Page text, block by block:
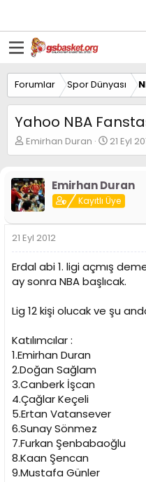
Forumlar Spor Dünyası
Yahoo NBA
K
o
u
y
u
B
a
ş
l
a
t
n
Emirhan Duran
B
a
a
n
ı
t
a
r
i
21 Eyl
Emirhan Duran
Kayıtlı Üye
21 Eyl 2012
Erdal abi 1. ligi açmış
ay sonra NBA başlıcak.
Lig 12 kişi olucak ve şu
Katılımcılar :
1.Emirhan Duran
2.Doğan Sağlam
3.Canberk İşcan
4.Çağlar Keçeli
5.Ertan Vatansever
6.Sunay Sönmez
7.Furkan Şenbabaoğlu
8.Kaan Şencan
9.Mustafa Günler